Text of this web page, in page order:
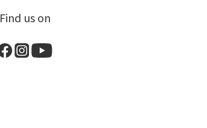
Find us on